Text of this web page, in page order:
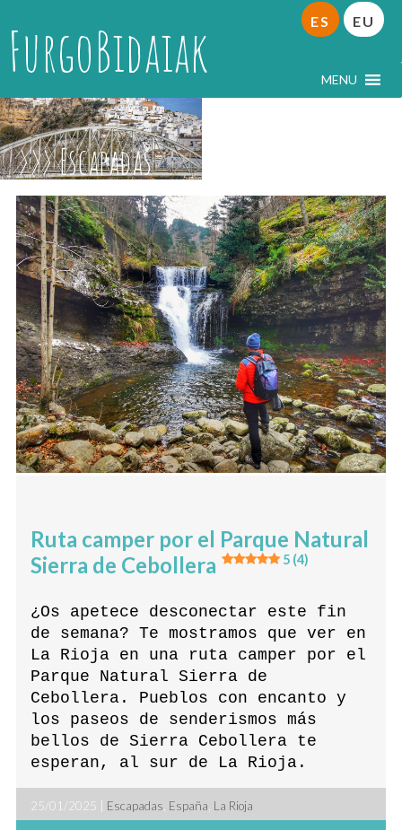
FurgoBidaiak MENU
ES EU
Escapadas
Ruta camper por el Parque Natural
Sierra de Cebollera
5 (4)
¿Os apetece desconectar este fin
de semana? Te mostramos que ver en
La Rioja en una ruta camper por el
Parque Natural Sierra de
Cebollera. Pueblos con encanto y
los paseos de senderismos más
bellos de Sierra Cebollera te
esperan, al sur de La Rioja.
25/01/2025 | Escapadas España La Rioja